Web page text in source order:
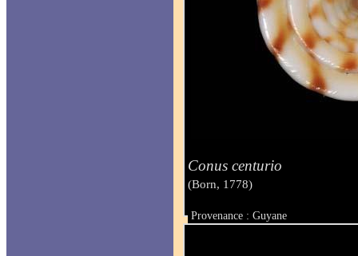
Conus centurio
(Born, 1778)
Provenance : Guyane
Taille : 27 mm